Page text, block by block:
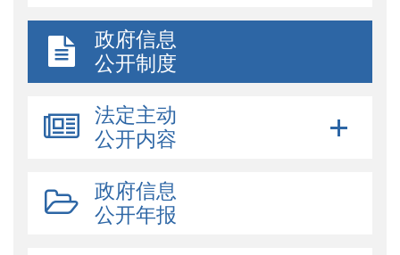
政府信息
公开制度
法定主动
公开内容
政府信息
公开年报